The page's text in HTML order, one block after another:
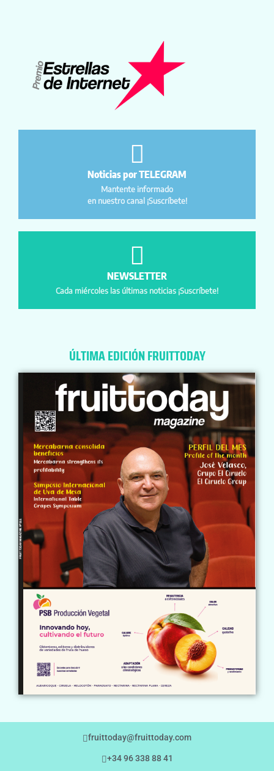
Noticias por TELEGRAM
Mantente informado
en nuestro canal ¡Suscríbete!
NEWSLETTER
Cada miércoles las últimas noticias ¡Suscríbete!
ÚLTIMA EDICIÓN FRUITTODAY
fruittoday@fruittoday.com
+34 96 338 88 41